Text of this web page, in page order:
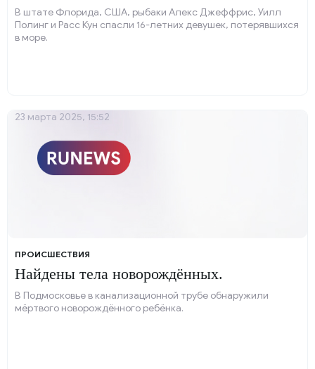
В штате Флорида, США, рыбаки Алекс Джеффрис, Уилл
Полинг и Расс Кун спасли 16-летних девушек, потерявшихся
в море.
ПРОИСШЕСТВИЯ
Найдены тела новорождённых.
В Подмосковье в канализационной трубе обнаружили
мёртвого новорождённого ребёнка.
23 марта 2025, 15:52